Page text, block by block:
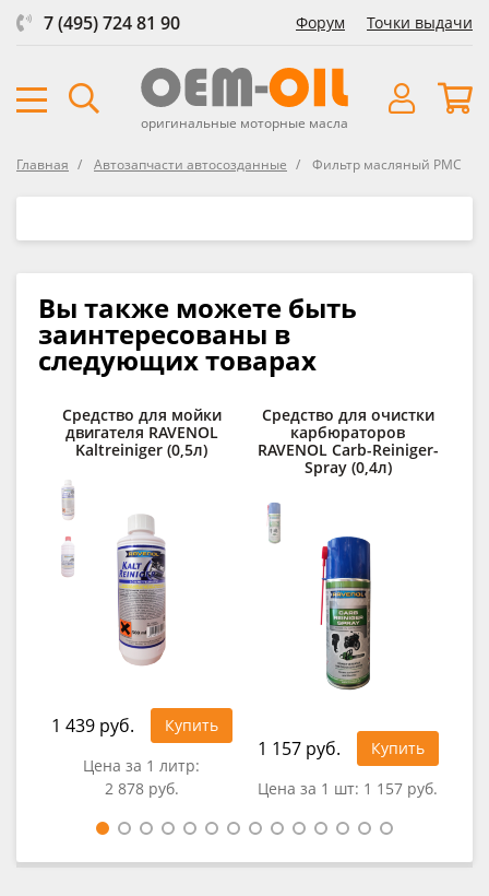
7 (495) 724 81 90 Форум Точки выдачи
оригинальные моторные масла
Главная Автозапчасти автосозданные Фильтp масляный PMC
Вы также можете быть
заинтересованы в
следующих товарах
Средство для мойки
двигателя RAVENOL
Kaltreiniger (0,5л)
1 439 руб.
Купить
Цена за 1 литр:
2 878 руб.
Средство для очистки
карбюраторов
RAVENOL Carb-Reiniger-
Spray (0,4л)
1 157 руб.
Купить
Цена за 1 шт: 1 157 руб.